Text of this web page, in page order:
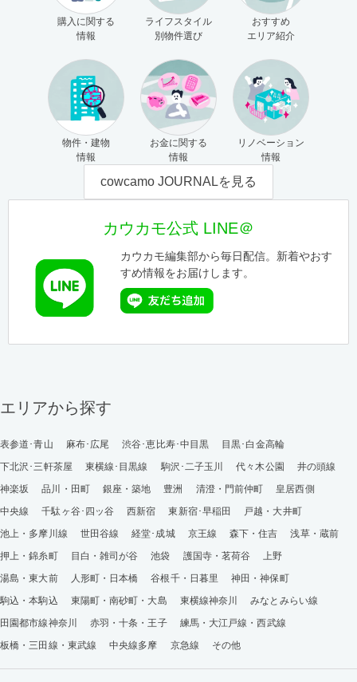
購入に関する
情報
ライフスタイル
別物件選び
おすすめ
エリア紹介
物件・建物
情報
お金に関する
情報
リノベーション
情報
cowcamo JOURNALを見る
カウカモ公式 LINE＠
カウカモ編集部から毎日配信。新着やおす
すめ情報をお届けします。
エリアから探す
表参道･青山 麻布･広尾 渋谷･恵比寿･中目黒
目黒･白金高輪
下北沢･三軒茶屋
東横線･目黒線 駒沢･二子玉川 代々木公園
井の頭線
神楽坂
品川・田町 銀座・築地 豊洲 清澄・門前仲町
皇居西側
中央線
千駄ヶ谷･四ッ谷 西新宿 東新宿･早稲田
戸越・大井町
池上・多摩川線
世田谷線 経堂･成城 京王線 森下・住吉
浅草・蔵前
押上・錦糸町
目白・雑司が谷 池袋 護国寺・茗荷谷
上野
湯島・東大前
人形町・日本橋 谷根千・日暮里
神田・神保町
駒込・本駒込
東陽町・南砂町・大島 東横線神奈川
みなとみらい線
田園都市線神奈川
赤羽・十条・王子
練馬・大江戸線・西武線
板橋・三田線・東武線
中央線多摩 京急線 その他